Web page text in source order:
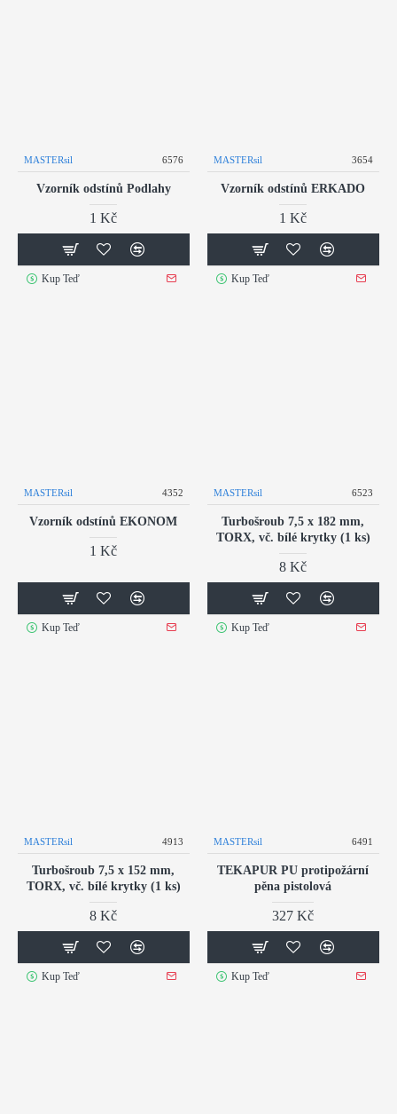
MASTERsil 6576
Vzorník odstínů Podlahy
1 Kč
Kup Teď
MASTERsil 3654
Vzorník odstínů ERKADO
1 Kč
Kup Teď
MASTERsil 4352
Vzorník odstínů EKONOM
1 Kč
Kup Teď
MASTERsil 6523
Turbošroub 7,5 x 182 mm,
TORX, vč. bílé krytky (1 ks)
8 Kč
Kup Teď
MASTERsil 4913
Turbošroub 7,5 x 152 mm,
TORX, vč. bílé krytky (1 ks)
8 Kč
Kup Teď
MASTERsil 6491
TEKAPUR PU protipožární
pěna pistolová
327 Kč
Kup Teď